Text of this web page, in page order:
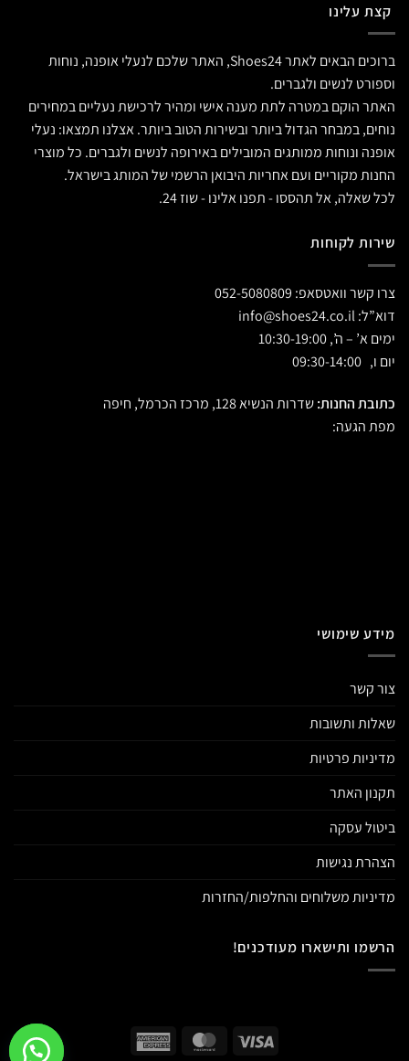
קצת עלינו
ברוכים הבאים לאתר Shoes24, האתר שלכם לנעלי אופנה, נוחות
וספורט לנשים ולגברים.
האתר הוקם במטרה לתת מענה אישי ומהיר לרכישת נעליים במחירים
נוחים, במבחר הגדול ביותר ובשירות הטוב ביותר. אצלנו תמצאו: נעלי
אופנה ונוחות ממותגים המובילים באירופה לנשים ולגברים. כל מוצרי
החנות מקוריים ועם אחריות היבואן הרשמי של המותג בישראל.
לכל שאלה, אל תהססו - תפנו אלינו - שוז 24.
שירות לקוחות
צרו קשר וואטסאפ: 052-5080809
דוא”ל:
ימים א’ – ה’, 10:30-19:00
יום ו, 09:30-14:00
כתובת החנות:שדרות הנשיא 128, מרכז הכרמל, חיפה
מפת הגעה:
מידע שימושי
צור קשר
שאלות ותשובות
מדיניות פרטיות
תקנון האתר
ביטול עסקה
הצהרת נגישות
מדיניות משלוחים והחלפות/החזרות
הרשמו ותישארו מעודכנים!